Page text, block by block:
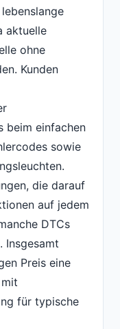
aktuelle
ohne
Kunden
beim einfachen
sowie
die darauf
auf jedem
DTCs
Insgesamt
Preis eine
für typische